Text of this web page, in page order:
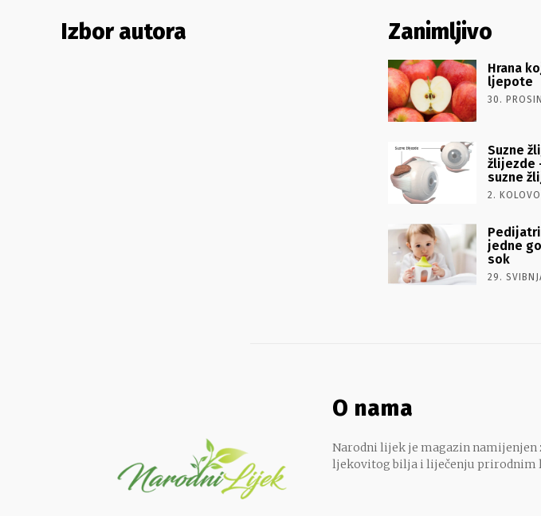
Izbor autora Zanimljivo
Hrana
ljepote
30.
Suzne
žlijezde
suzne
2.
jedne
sok
29.
O nama
Narodni lijek je magazin
ljekovitog bilja i liječenju prirodnim